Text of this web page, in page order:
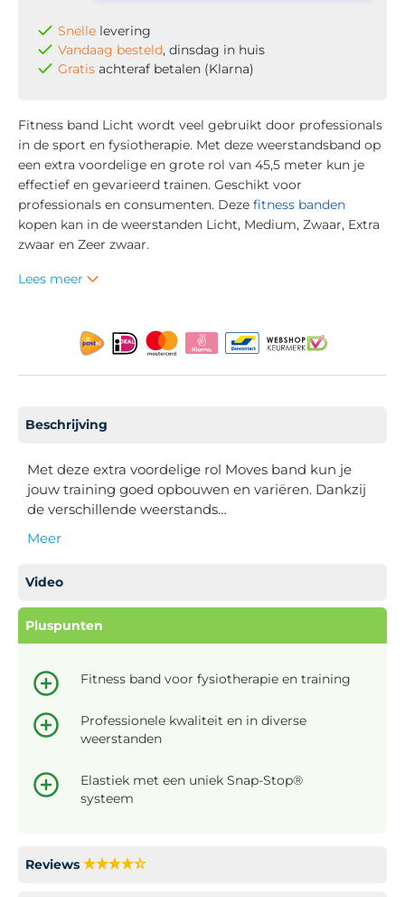
Snelle levering
Vandaag besteld, dinsdag in huis
Gratis achteraf betalen (Klarna)
Fitness band Licht wordt veel gebruikt door professionals
in de sport en fysiotherapie. Met deze weerstandsband op
een extra voordelige en grote rol van 45,5 meter kun je
effectief en gevarieerd trainen. Geschikt voor
professionals en consumenten. Deze fitness banden
kopen kan in de weerstanden Licht, Medium, Zwaar, Extra
zwaar en Zeer zwaar.
Lees meer
Beschrijving
Met deze extra voordelige rol Moves band kun je
jouw training goed opbouwen en variëren. Dankzij
de verschillende weerstands…
Meer
Video
Pluspunten
Fitness band voor fysiotherapie en training
Professionele kwaliteit en in diverse
weerstanden
Elastiek met een uniek Snap-Stop®
systeem
Reviews